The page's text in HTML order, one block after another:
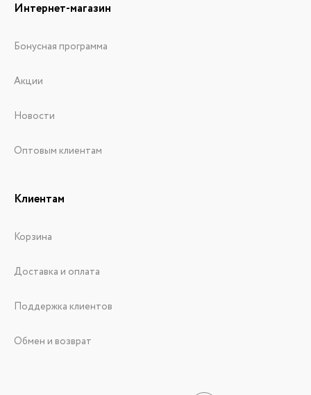
Интернет-магазин
Бонусная программа
Акции
Новости
Оптовым клиентам
Клиентам
Корзина
Доставка и оплата
Поддержка клиентов
Обмен и возврат